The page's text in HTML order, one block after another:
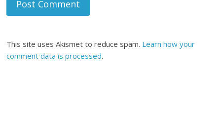
This site uses Akismet to reduce spam. Learn how your
comment data is processed.